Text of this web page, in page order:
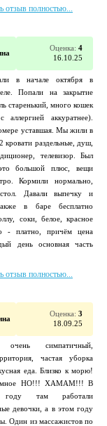
отзыв полностью...
Оценка: 4
16.10.25
в начале октября в
Попали на закрытие
старенький, много кошек
аккуратнее).
уставшая. Мы жили в
кровати раздельные, душ,
телевизор. Был
большой плюс, вещи
Кормили нормально,
Давали выпечку и
в баре бесплатно
соки, белое, красное
- платно, причём цена
день основная часть
отзыв полностью...
Оценка: 3
18.09.25
очень симпатичный,
частая уборка
еда. Близко к морю!
НО!!! ХАМАМ!!! В
году там работали
девочки, а в этом году
Один из массажистов по